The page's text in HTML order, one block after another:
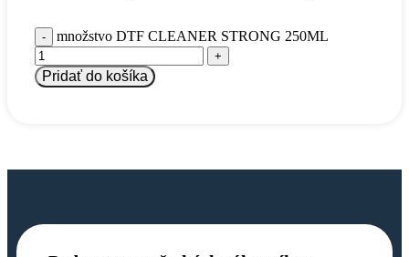
množstvo DTF CLEANER STRONG 250ML
Pridať do košíka